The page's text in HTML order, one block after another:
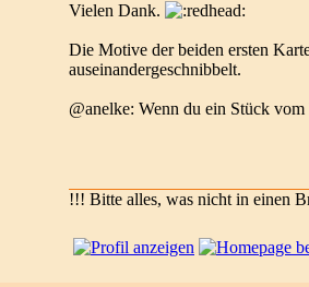
Vielen Dank.
Die Motive der beiden ersten
auseinandergeschnibbelt.
@anelke: Wenn du ein Stück
!!! Bitte alles, was nicht in einen